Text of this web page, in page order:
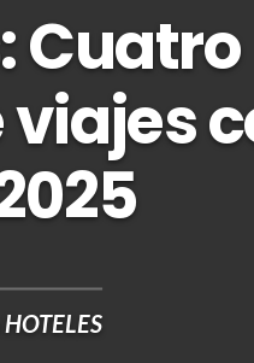
Cuatro
HOTELES